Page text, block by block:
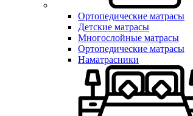
Ортопедические матрасы
Детские матрасы
Многослойные матрасы
Ортопедические матрасы
Наматрасники